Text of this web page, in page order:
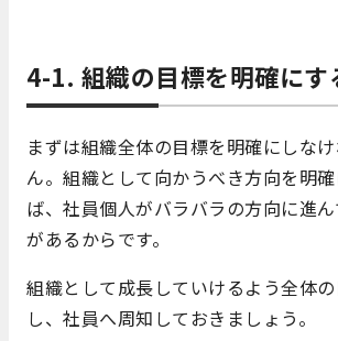
4-1. 組織の目標を明確にす
まずは組織全体の目標を明確にしな
ん。組織として向かうべき方向を明
ば、社員個人がバラバラの方向に進
があるからです。
組織として成長していけるよう全体
し、社員へ周知しておきましょう。